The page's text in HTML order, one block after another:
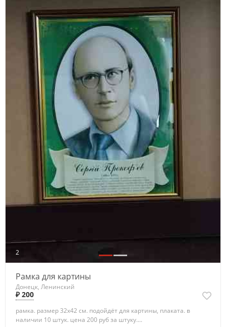
2
Рамка для картины
Донецк, Ленинский
₽ 200
рамка. размер 32х42 см. подойдёт для картины, плаката. в
наличии 10 штук. цена 200 руб за штуку....